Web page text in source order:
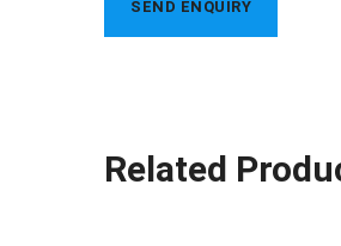
Related